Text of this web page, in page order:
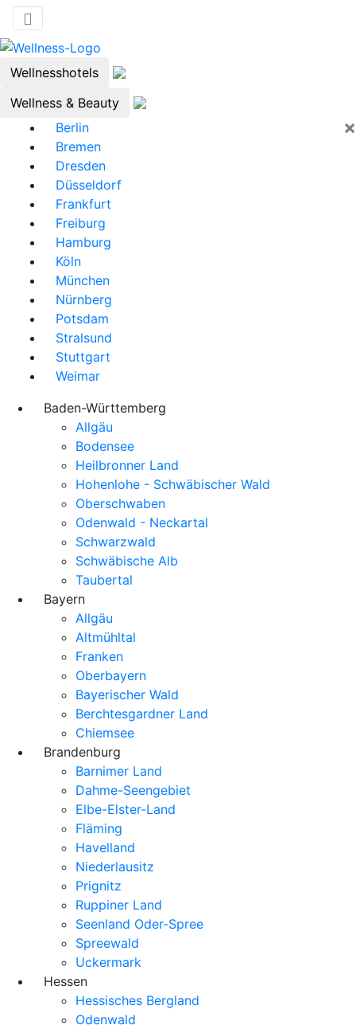
Wellnesshotels
Wellness & Beauty
×
Berlin
Bremen
Dresden
Düsseldorf
Frankfurt
Freiburg
Hamburg
Köln
München
Nürnberg
Potsdam
Stralsund
Stuttgart
Weimar
Baden-Württemberg
Allgäu
Bodensee
Heilbronner Land
Hohenlohe - Schwäbischer Wald
Oberschwaben
Odenwald - Neckartal
Schwarzwald
Schwäbische Alb
Taubertal
Bayern
Allgäu
Altmühltal
Franken
Oberbayern
Bayerischer Wald
Berchtesgardner Land
Chiemsee
Brandenburg
Barnimer Land
Dahme-Seengebiet
Elbe-Elster-Land
Fläming
Havelland
Niederlausitz
Prignitz
Ruppiner Land
Seenland Oder-Spree
Spreewald
Uckermark
Hessen
Hessisches Bergland
Odenwald